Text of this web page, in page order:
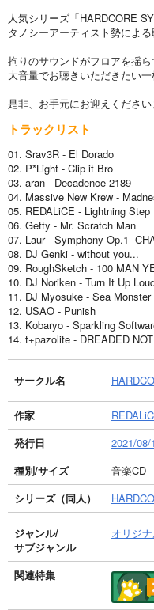
人気シリーズ「HARDCORE
タノシーアーティスト勢によ
拘りのサウンドがフロアを揺ら
大音量でお聴きいただきたい一
是非、お手元にお迎えください
トラックリスト
01. Srav3R - El Dorado
02. P*Light - Clip it Bro
03. aran - Decadence 2189
04. Massive New Krew -
05. REDALiCE - Lightning Step
06. Getty - Mr. Scratch Man
07. Laur - Symphony Op.1 -
08. DJ Genki - without you...
09. RoughSketch - 100 MAN
10. DJ Noriken - Turn It Up
11. DJ Myosuke - Sea Monster
12. USAO - Punish
13. Kobaryo - Sparkling
14. t+pazolite - DREADED
サークル名
作家
発行日
2021/08/
種別/サイズ
音楽CD
シリーズ（同人）
ジャンル/
サブジャンル
オリジ
関連特集